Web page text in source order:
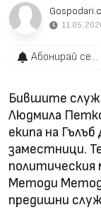
Абонирай се...
Бившите
Людмила
екипа на
заместници.
политическия
Методи
предишни